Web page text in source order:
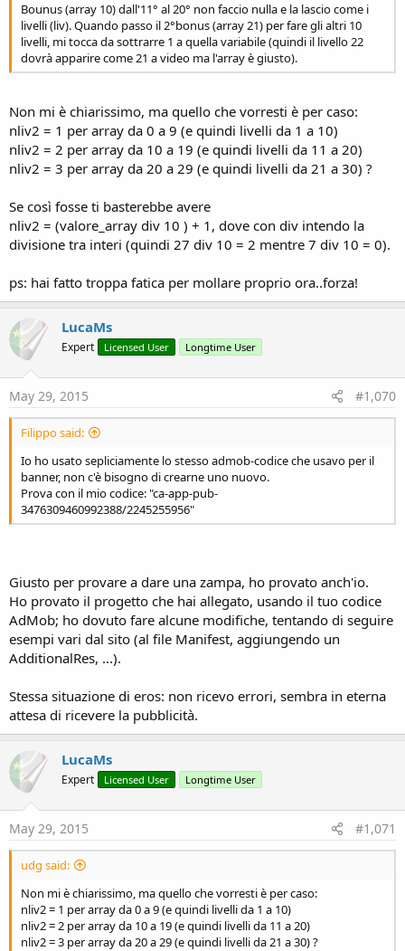
Bounus (array 10) dall'11° al 20° non faccio nulla e la lascio come i
livelli (liv). Quando passo il 2°bonus (array 21) per fare gli altri 10
livelli, mi tocca da sottrarre 1 a quella variabile (quindi il livello 22
dovrà apparire come 21 a video ma l'array è giusto).
Non mi è chiarissimo, ma quello che vorresti è per caso:
nliv2 = 1 per array da 0 a 9 (e quindi livelli da 1 a 10)
nliv2 = 2 per array da 10 a 19 (e quindi livelli da 11 a 20)
nliv2 = 3 per array da 20 a 29 (e quindi livelli da 21 a 30) ?
Se così fosse ti basterebbe avere
nliv2 = (valore_array div 10 ) + 1, dove con div intendo la
divisione tra interi (quindi 27 div 10 = 2 mentre 7 div 10 = 0).
ps: hai fatto troppa fatica per mollare proprio ora..forza!
LucaMs
Expert Licensed User Longtime User
May 29, 2015 #1,070
Filippo said:
Io ho usato sepliciamente lo stesso admob-codice che usavo per il
banner, non c'è bisogno di crearne uno nuovo.
Prova con il mio codice: "ca-app-pub-
3476309460992388/2245255956"
Giusto per provare a dare una zampa, ho provato anch'io.
Ho provato il progetto che hai allegato, usando il tuo codice
AdMob; ho dovuto fare alcune modifiche, tentando di seguire
esempi vari dal sito (al file Manifest, aggiungendo un
AdditionalRes, ...).
Stessa situazione di eros: non ricevo errori, sembra in eterna
attesa di ricevere la pubblicità.
LucaMs
Expert Licensed User Longtime User
May 29, 2015 #1,071
udg said:
Non mi è chiarissimo, ma quello che vorresti è per caso:
nliv2 = 1 per array da 0 a 9 (e quindi livelli da 1 a 10)
nliv2 = 2 per array da 10 a 19 (e quindi livelli da 11 a 20)
nliv2 = 3 per array da 20 a 29 (e quindi livelli da 21 a 30) ?